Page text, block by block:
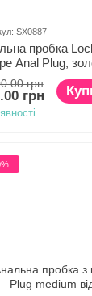
SX0887
пробка
Anal Plug,
грн
грн